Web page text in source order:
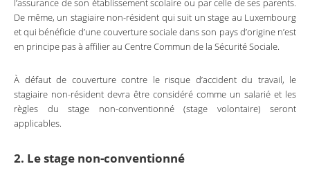
l’assurance de son établissement scolaire ou par celle de ses parents.
De même, un stagiaire non-résident qui suit un stage au Luxembourg
et qui bénéficie d’une couverture sociale dans son pays d’origine n’est
en principe pas à affilier au Centre Commun de la Sécurité Sociale.
À défaut de couverture contre le risque d’accident du travail, le
stagiaire non-résident devra être considéré comme un salarié et les
règles du stage non-conventionné (stage volontaire) seront
applicables.
2. Le stage non-conventionné